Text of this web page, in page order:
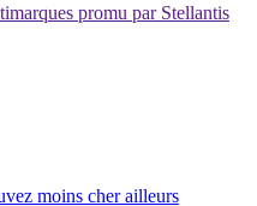
promu par Stellantis
moins cher ailleurs